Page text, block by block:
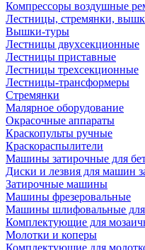
Компрессоры воздушные
Лестницы, стремянки,
Вышки-туры
Лестницы двухсекционные
Лестницы приставные
Лестницы трехсекционные
Лестницы-трансформеры
Стремянки
Малярное оборудование
Окрасочные аппараты
Краскопульты ручные
Краскораспылители
Машины затирочные для
Диски и лезвия для машин
Затирочные машины
Машины фрезеровальные
Машины шлифовальные для
Комплектующие для
Молотки и коперы
Комплектующие для